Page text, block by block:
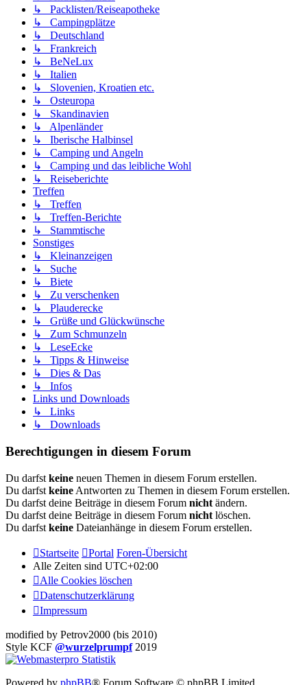
↳ Packlisten/Reiseapotheke
↳ Campingplätze
↳ Deutschland
↳ Frankreich
↳ BeNeLux
↳ Italien
↳ Slovenien, Kroatien etc.
↳ Osteuropa
↳ Skandinavien
↳ Alpenländer
↳ Iberische Halbinsel
↳ Camping und Angeln
↳ Camping und das leibliche Wohl
↳ Reiseberichte
Treffen
↳ Treffen
↳ Treffen-Berichte
↳ Stammtische
Sonstiges
↳ Kleinanzeigen
↳ Suche
↳ Biete
↳ Zu verschenken
↳ Plauderecke
↳ Grüße und Glückwünsche
↳ Zum Schmunzeln
↳ LeseEcke
↳ Tipps & Hinweise
↳ Dies & Das
↳ Infos
Links und Downloads
↳ Links
↳ Downloads
Berechtigungen in diesem Forum
Du darfst keine neuen Themen in diesem Forum erstellen.
Du darfst keine Antworten zu Themen in diesem Forum erstellen.
Du darfst deine Beiträge in diesem Forum nicht ändern.
Du darfst deine Beiträge in diesem Forum nicht löschen.
Du darfst keine Dateianhänge in diesem Forum erstellen.
Startseite Portal Foren-Übersicht
Alle Zeiten sind UTC+02:00
Alle Cookies löschen
Datenschutzerklärung
Impressum
modified by Petrov2000 (bis 2010)
Style KCF @wurzelprumpf2019
Powered by phpBB® Forum Software © phpBB Limited